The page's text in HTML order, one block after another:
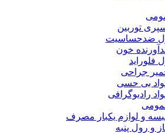
توربین
ضدحساسیت
خون
فلوراید
جراحی
بی حسی
رادیوگرافی
و لوازم یکبار مصرف
و رول پنبه